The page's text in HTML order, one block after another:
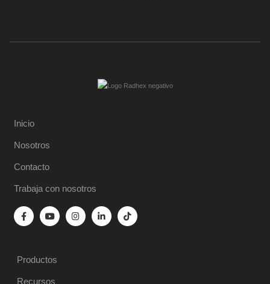
Inicio
Nosotros
Contacto
Trabaja con nosotros
Productos
Recursos